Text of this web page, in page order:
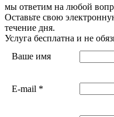
мы ответим на любой
Оставьте свою
течение дня.
Услуга бесплатна и не
Ваше имя
E-mail *